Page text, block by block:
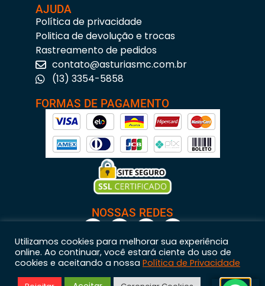
AJUDA
Política de privacidade
Politica de devolução e trocas
Rastreamento de pedidos
contato@asturiasmc.com.br
(13) 3354-5858
FORMAS DE PAGAMENTO
NOSSAS REDES
Astúrias Materiais para Construção © 2023 – Todos os direitos reservados. | CNPJ:
Utilizamos cookies para melhorar sua experiência
online. Ao continuar, você estará ciente do uso de
cookies e aceitando a nossa Política de Privacidade